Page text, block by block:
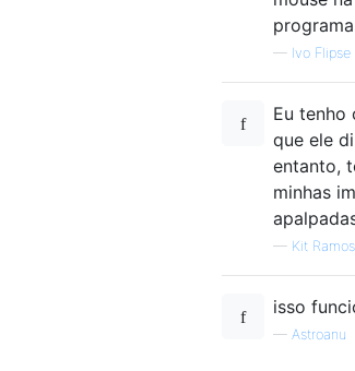
— Ivo Flipse
Eu tenho
que ele
entanto,
minhas
— Kit Ramos
isso
— Astroanu